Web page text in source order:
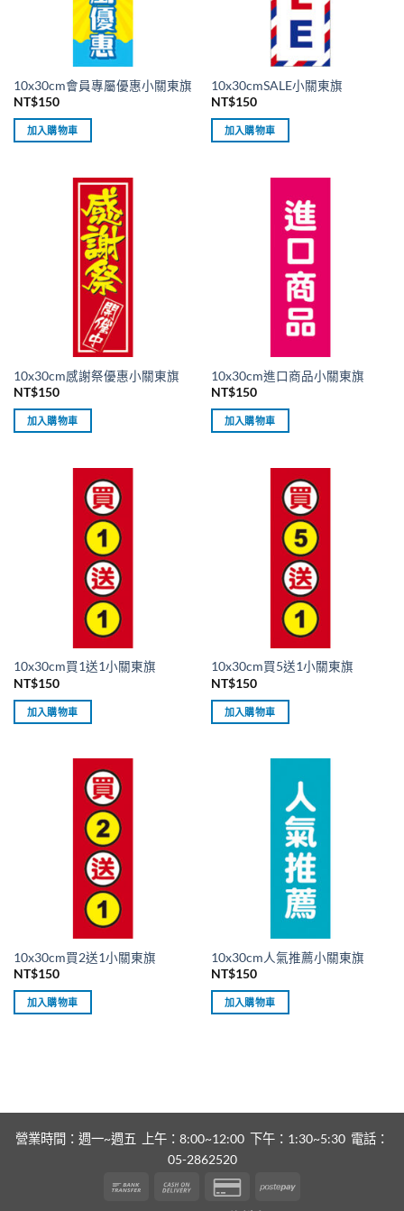
10x30cm會員專屬優惠小關東旗
NT$150
加入購物車
10x30cmSALE小關東旗
NT$150
加入購物車
10x30cm感謝祭優惠小關東旗
NT$150
加入購物車
10x30cm進口商品小關東旗
NT$150
加入購物車
10x30cm買1送1小關東旗
NT$150
加入購物車
10x30cm買5送1小關東旗
NT$150
加入購物車
10x30cm買2送1小關東旗
NT$150
加入購物車
10x30cm人氣推薦小關東旗
NT$150
加入購物車
營業時間：週一~週五 上午：8:00~12:00 下午：1:30~5:30 電話：
05-2862520
Bank
Cash
Credit
Postepay